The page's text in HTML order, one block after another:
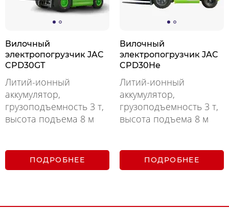
Вилочный
электропогрузчик JAC
CPD30GT
Литий-ионный
аккумулятор,
грузоподъемность 3 т,
высота подъема 8 м
ПОДРОБНЕЕ
Вилочный
электропогрузчик JAC
CPD30He
Литий-ионный
аккумулятор,
грузоподъемность 3 т,
высота подъема 8 м
ПОДРОБНЕЕ